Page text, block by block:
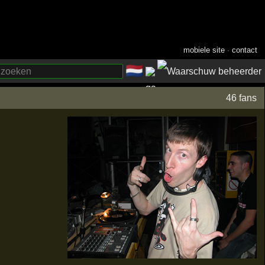
mobiele site ·contact
🇳🇱
46 fans